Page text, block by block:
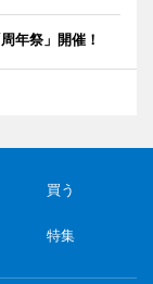
年祭」開催！
買う
特集